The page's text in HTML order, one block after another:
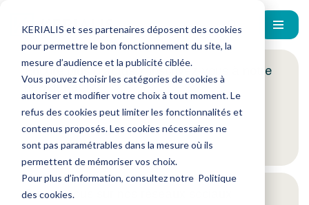
KERIALIS et ses partenaires déposent des cookies
pour permettre le bon fonctionnement du site, la
mesure d’audience et la publicité ciblée.
Vous pouvez choisir les catégories de cookies à
autoriser et modifier votre choix à tout moment. Le
refus des cookies peut limiter les fonctionnalités et
contenus proposés. Les cookies nécessaires ne
sont pas paramétrables dans la mesure où ils
permettent de mémoriser vos choix.
Pour plus d’information, consultez notre Politique
des cookies.
Encore plus d'actus ? Inscrivez-vous à notre
newsletter !
Je m'inscris
Suivez-nous sur nos réseaux sociaux